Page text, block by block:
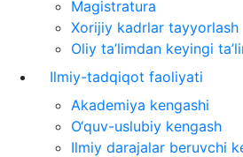
Magistratura
Xorijiy kadrlar tayyorlash
Oliy ta’limdan keyingi
Ilmiy-tadqiqot faoliyati
Akademiya kengashi
O‘quv-uslubiy kengash
Ilmiy darajalar beruvchi